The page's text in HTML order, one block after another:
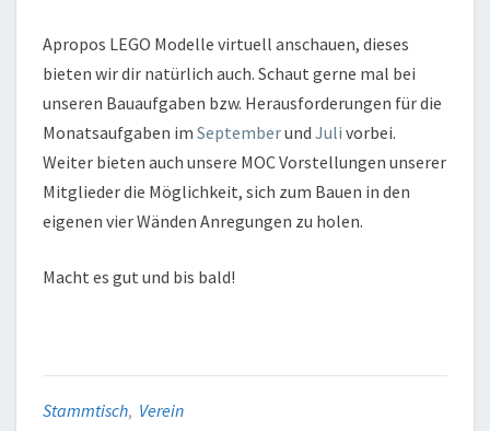
Apropos LEGO Modelle virtuell anschauen, dieses
bieten wir dir natürlich auch. Schaut gerne mal bei
unseren Bauaufgaben bzw. Herausforderungen für die
Monatsaufgaben im Septemberund Juli vorbei.
Weiter bieten auch unsere MOC Vorstellungen unserer
Mitglieder die Möglichkeit, sich zum Bauen in den
eigenen vier Wänden Anregungen zu holen.
Macht es gut und bis bald!
Stammtisch, Verein